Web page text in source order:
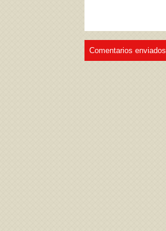
Comentarios enviados